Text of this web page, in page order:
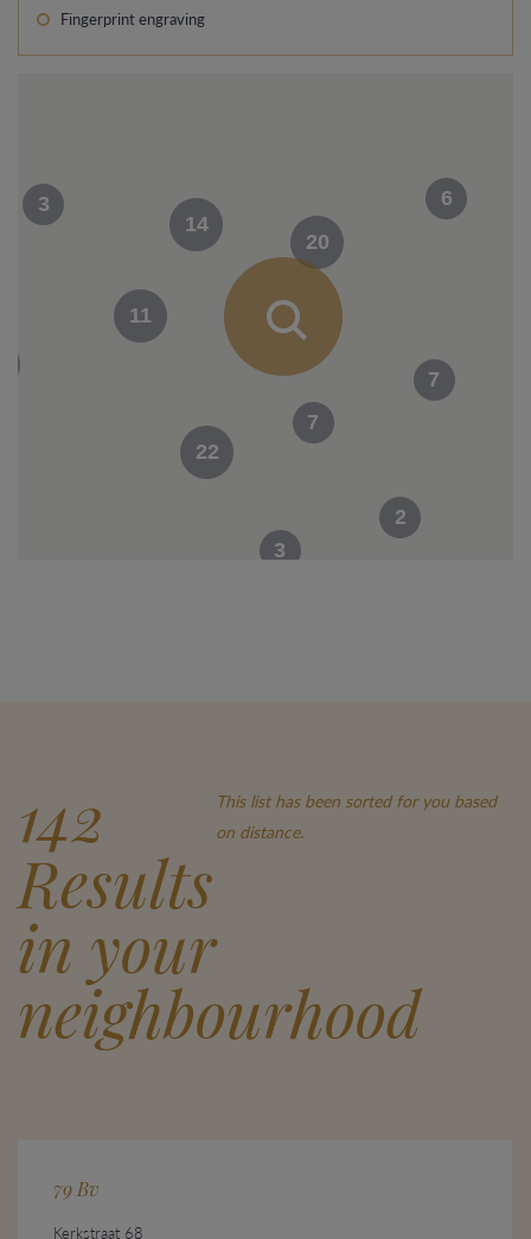
Fingerprint engraving
6
3
20
7
22
7
2
11
14
3
142
Results
in your
neighbourhood
This list has been sorted for you based
on distance.
79 Bv
Kerkstraat 68